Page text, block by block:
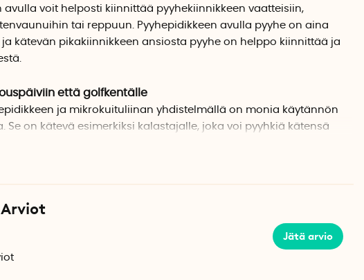
avulla voit helposti kiinnittää pyyhekiinnikkeen vaatteisiin,
tai reppuun. Pyyhepidikkeen avulla pyyhe on aina
kätevän pikakiinnikkeen ansiosta pyyhe on helppo kiinnittää ja
että golfkentälle
ja mikrokuituliinan yhdistelmällä on monia käytännön
Se on kätevä esimerkiksi kalastajalle, joka voi pyyhkiä kätensä
muihin retki- ja siivoustilanteisiin.
ansiosta voit kiinnittää ja irrottaa pyyhkeen
Kolmionmuotoiset kumipiikit pitävät pyyhkeen paikallaan,
Voit irrottaa pyyhkeen helposti vetämällä
pyyhe irtoaa helposti pidikkeestä.
Jätä arvio